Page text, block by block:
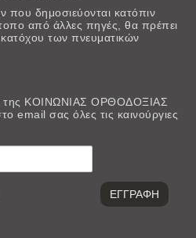
που δημοσιεύονται κατόπιν
από άλλες πηγές, θα πρέπει
των πνευματικών
της ΚΟΙΝΩΝΙΑΣ ΟΡΘΟΔΟΞΙΑΣ
email σας όλες τις καινούργιες